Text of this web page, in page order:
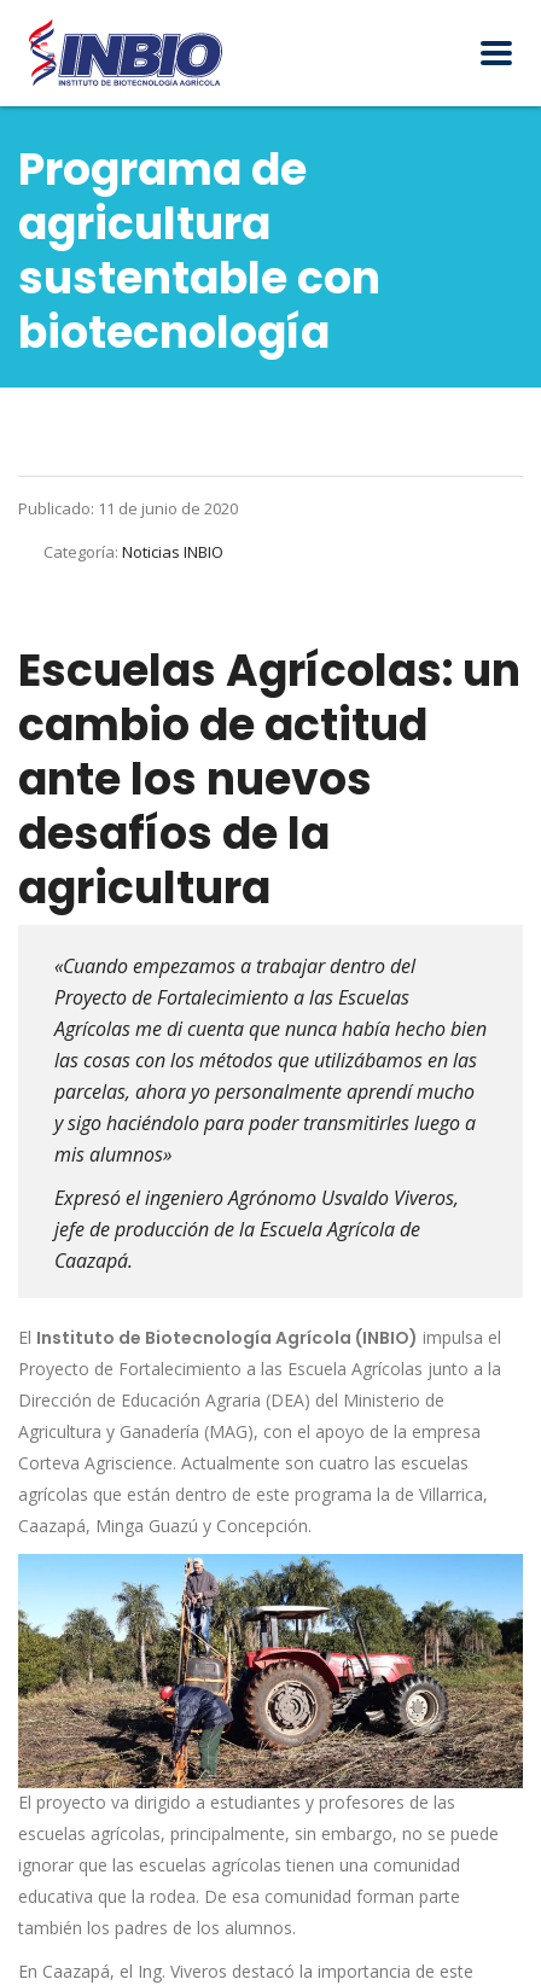
Programa de
agricultura
sustentable con
biotecnología
Publicado: 11 de junio de 2020
Categoría: Noticias INBIO
Escuelas Agrícolas: un
cambio de actitud
ante los nuevos
desafíos de la
agricultura
«Cuando empezamos a trabajar dentro del
Proyecto de Fortalecimiento a las Escuelas
Agrícolas me di cuenta que nunca había hecho bien
las cosas con los métodos que utilizábamos en las
parcelas, ahora yo personalmente aprendí mucho
y sigo haciéndolo para poder transmitirles luego a
mis alumnos»
Expresó el ingeniero Agrónomo Usvaldo Viveros,
jefe de producción de la Escuela Agrícola de
Caazapá.
El Instituto de Biotecnología Agrícola (INBIO) impulsa el
Proyecto de Fortalecimiento a las Escuela Agrícolas junto a la
Dirección de Educación Agraria (DEA) del Ministerio de
Agricultura y Ganadería (MAG), con el apoyo de la empresa
Corteva Agriscience. Actualmente son cuatro las escuelas
agrícolas que están dentro de este programa la de Villarrica,
Caazapá, Minga Guazú y Concepción.
El proyecto va dirigido a estudiantes y profesores de las
escuelas agrícolas, principalmente, sin embargo, no se puede
ignorar que las escuelas agrícolas tienen una comunidad
educativa que la rodea. De esa comunidad forman parte
también los padres de los alumnos.
En Caazapá, el Ing. Viveros destacó la importancia de este